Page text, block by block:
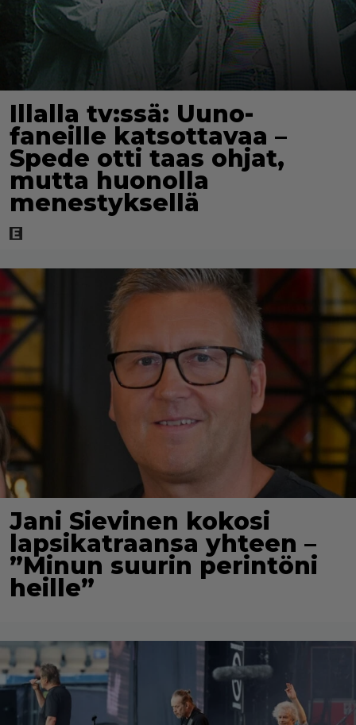
Illalla tv:ssä: Uuno-
faneille katsottavaa –
Spede otti taas ohjat,
mutta huonolla
menestyksellä
Jani Sievinen kokosi
lapsikatraansa yhteen –
”Minun suurin perintöni
heille”